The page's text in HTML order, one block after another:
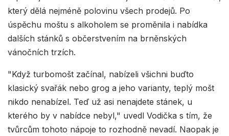
který dělá nejméně polovinu všech prodejů. Po
úspěchu moštu s alkoholem se proměnila i nabídka
dalších stánků s občerstvením na brněnských
vánočních trzích.
"Když turbomošt začínal, nabízeli všichni buďto
klasický svařák nebo grog a jeho varianty, teplý mošt
nikdo nenabízel. Teď už asi nenajdete stánek, u
kterého by v nabídce nebyl," uvedl Vodička s tím, že
tvůrcům tohoto nápoje to rozhodně nevadí. Naopak je